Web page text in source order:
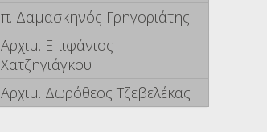
π. Δαμασκηνός Γρηγοριάτης
Αρχιμ. Επιφάνιος
Χατζηγιάγκου
Αρχιμ. Δωρόθεος Τζεβελέκας